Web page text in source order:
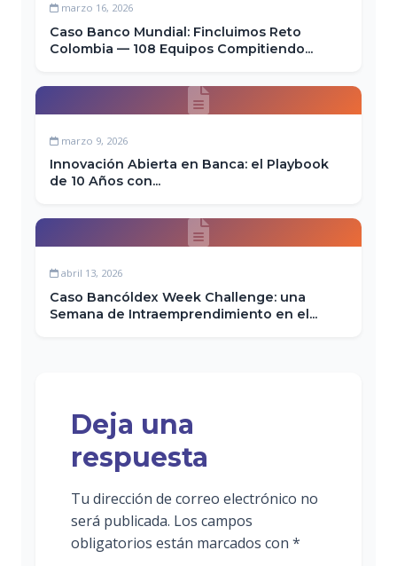
marzo 16, 2026
Caso Banco Mundial: Fincluimos Reto
Colombia — 108 Equipos Compitiendo...
marzo 9, 2026
Innovación Abierta en Banca: el Playbook
de 10 Años con...
abril 13, 2026
Caso Bancóldex Week Challenge: una
Semana de Intraemprendimiento en el...
Deja una
respuesta
Tu dirección de correo electrónico no
será publicada. Los campos
obligatorios están marcados con *